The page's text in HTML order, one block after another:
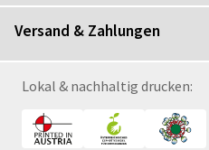
Versand & Zahlungen
Lokal & nachhaltig drucken: